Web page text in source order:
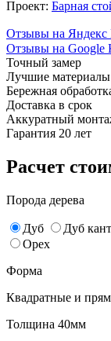
Проект: Барная
Отзывы на
Отзывы на
Точный замер
Лучшие материалы
Бережная
Доставка в срок
Аккуратный
Гарантия 20 лет
Расчет
Порода дерева
Дуб Дуб
Орех
Форма
Квадратные и
Толщина 40мм